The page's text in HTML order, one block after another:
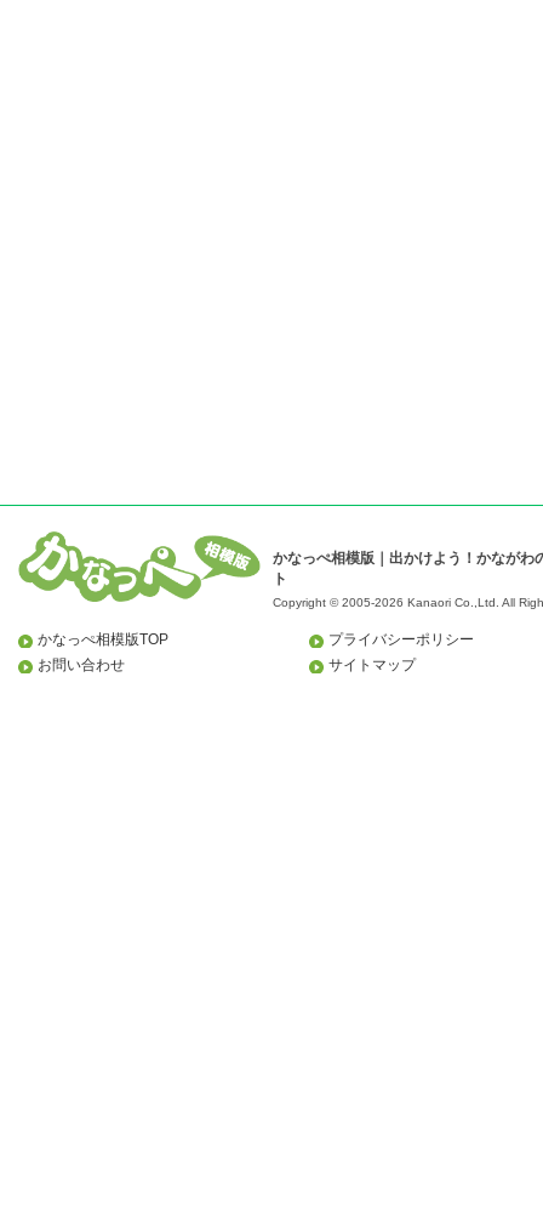
かなっぺ相模版｜出かけよう！かながわ
ト
Copyright © 2005-2026 Kanaori Co.,Ltd. All
かなっぺ相模版TOP
お問い合わせ
プライバシーポリシー
サイトマップ